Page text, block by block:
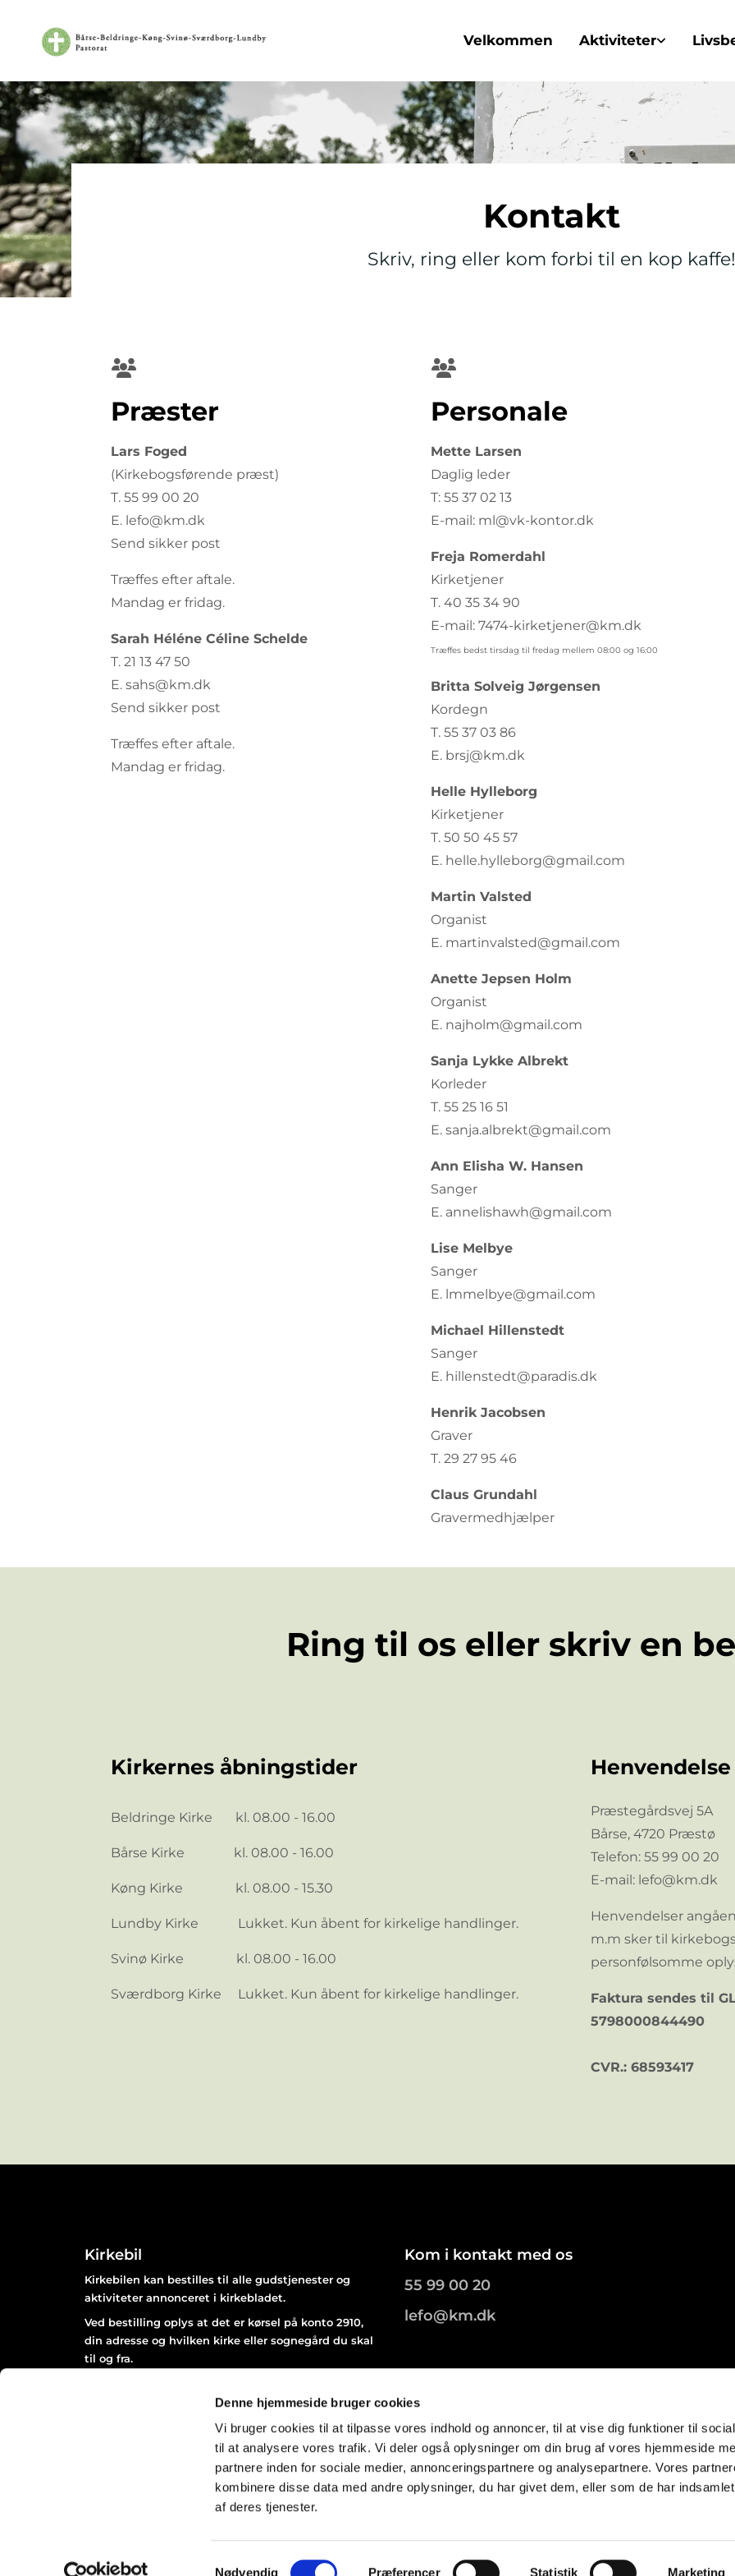
Denne hjemmeside bruger cookies
Vi bruger cookies til at tilpasse vores indhold og annoncer, til at vise dig funktioner til
til at analysere vores trafik. Vi deler også oplysninger om din brug af vores hjemmeside
partnere inden for sociale medier, annonceringspartnere og analysepartnere. Vores
kombinere disse data med andre oplysninger, du har givet dem, eller som de har
af deres tjenester.
Samtykkevalg
Nødvendig Præferencer Statistik Marketing
Velkommen Aktiviteter
Kontakt
Skriv, ring eller kom forbi til en kop kaffe!
Præster
Lars Foged
(Kirkebogsførende præst)
T. 55 99 00 20
E. lefo@km.dk
Send sikker post
Træffes efter aftale.
Mandag er fridag.
Sarah Héléne Céline Schelde
T. 21 13 47 50
E. sahs@km.dk
Send sikker post
Træffes efter aftale.
Mandag er fridag.
Personale
Mette Larsen
Daglig leder
T: 55 37 02 13
E-mail: ml@vk-kontor.dk
Freja Romerdahl
Kirketjener
T. 40 35 34 90
E-mail: 7474-kirketjener@km.dk
Træffes bedst tirsdag til fredag mellem 08:00 og 16:00
Britta Solveig Jørgensen
Kordegn
T. 55 37 03 86
E. brsj@km.dk
Helle Hylleborg
Kirketjener
T. 50 50 45 57
E. helle.hylleborg@gmail.com
Martin Valsted
Organist
E. martinvalsted@gmail.com
Anette Jepsen Holm
Organist
E. najholm@gmail.com
Sanja Lykke Albrekt
Korleder
T. 55 25 16 51
E. sanja.albrekt@gmail.com
Ann Elisha W. Hansen
Sanger
E. annelishawh@gmail.com
Lise Melbye
Sanger
E. lmmelbye@gmail.com
Michael Hillenstedt
Sanger
E. hillenstedt@paradis.dk
Henrik Jacobsen
Graver
T. 29 27 95 46
Claus Grundahl
Gravermedhjælper
Ring til os eller skriv en
Kirkernes åbningstider
Beldringe Kirke kl. 08.00 - 16.00
Bårse Kirke kl. 08.00 - 16.00
Køng Kirke kl. 08.00 - 15.30
Lundby Kirke Lukket. Kun åbent for kirkelige handlinger.
Svinø Kirke kl. 08.00 - 16.00
Sværdborg Kirke Lukket. Kun åbent for kirkelige handlinger.
Henvendelse
Præstegårdsvej 5A
Bårse, 4720 Præstø
Telefon: 55 99 00 20
E-mail: lefo@km.dk
Henvendelser
m.m sker til
personfølsomme
Faktura sendes til
5798000844490
CVR.: 68593417
Kirkebil
Kirkebilen kan bestilles til alle gudstjenester og
aktiviteter annonceret i kirkebladet.
Ved bestilling oplys at det er kørsel på konto 2910,
din adresse og hvilken kirke eller sognegård du skal
til og fra.
12.00 på Næstved Taxa 55 77 34 34.
Kom i kontakt med os
55 99 00 20
lefo@km.dk